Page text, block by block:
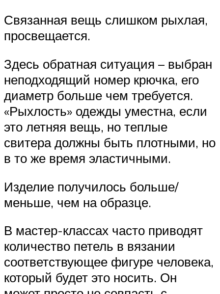
Связанная вещь слишком рыхлая,
просвещается.
Здесь обратная ситуация – выбран
неподходящий номер крючка, его
диаметр больше чем требуется.
«Рыхлость» одежды уместна, если
это летняя вещь, но теплые
свитера должны быть плотными, но
в то же время эластичными.
Изделие получилось больше/
меньше, чем на образце.
В мастер-классах часто приводят
количество петель в вязании
соответствующее фигуре человека,
который будет это носить. Он